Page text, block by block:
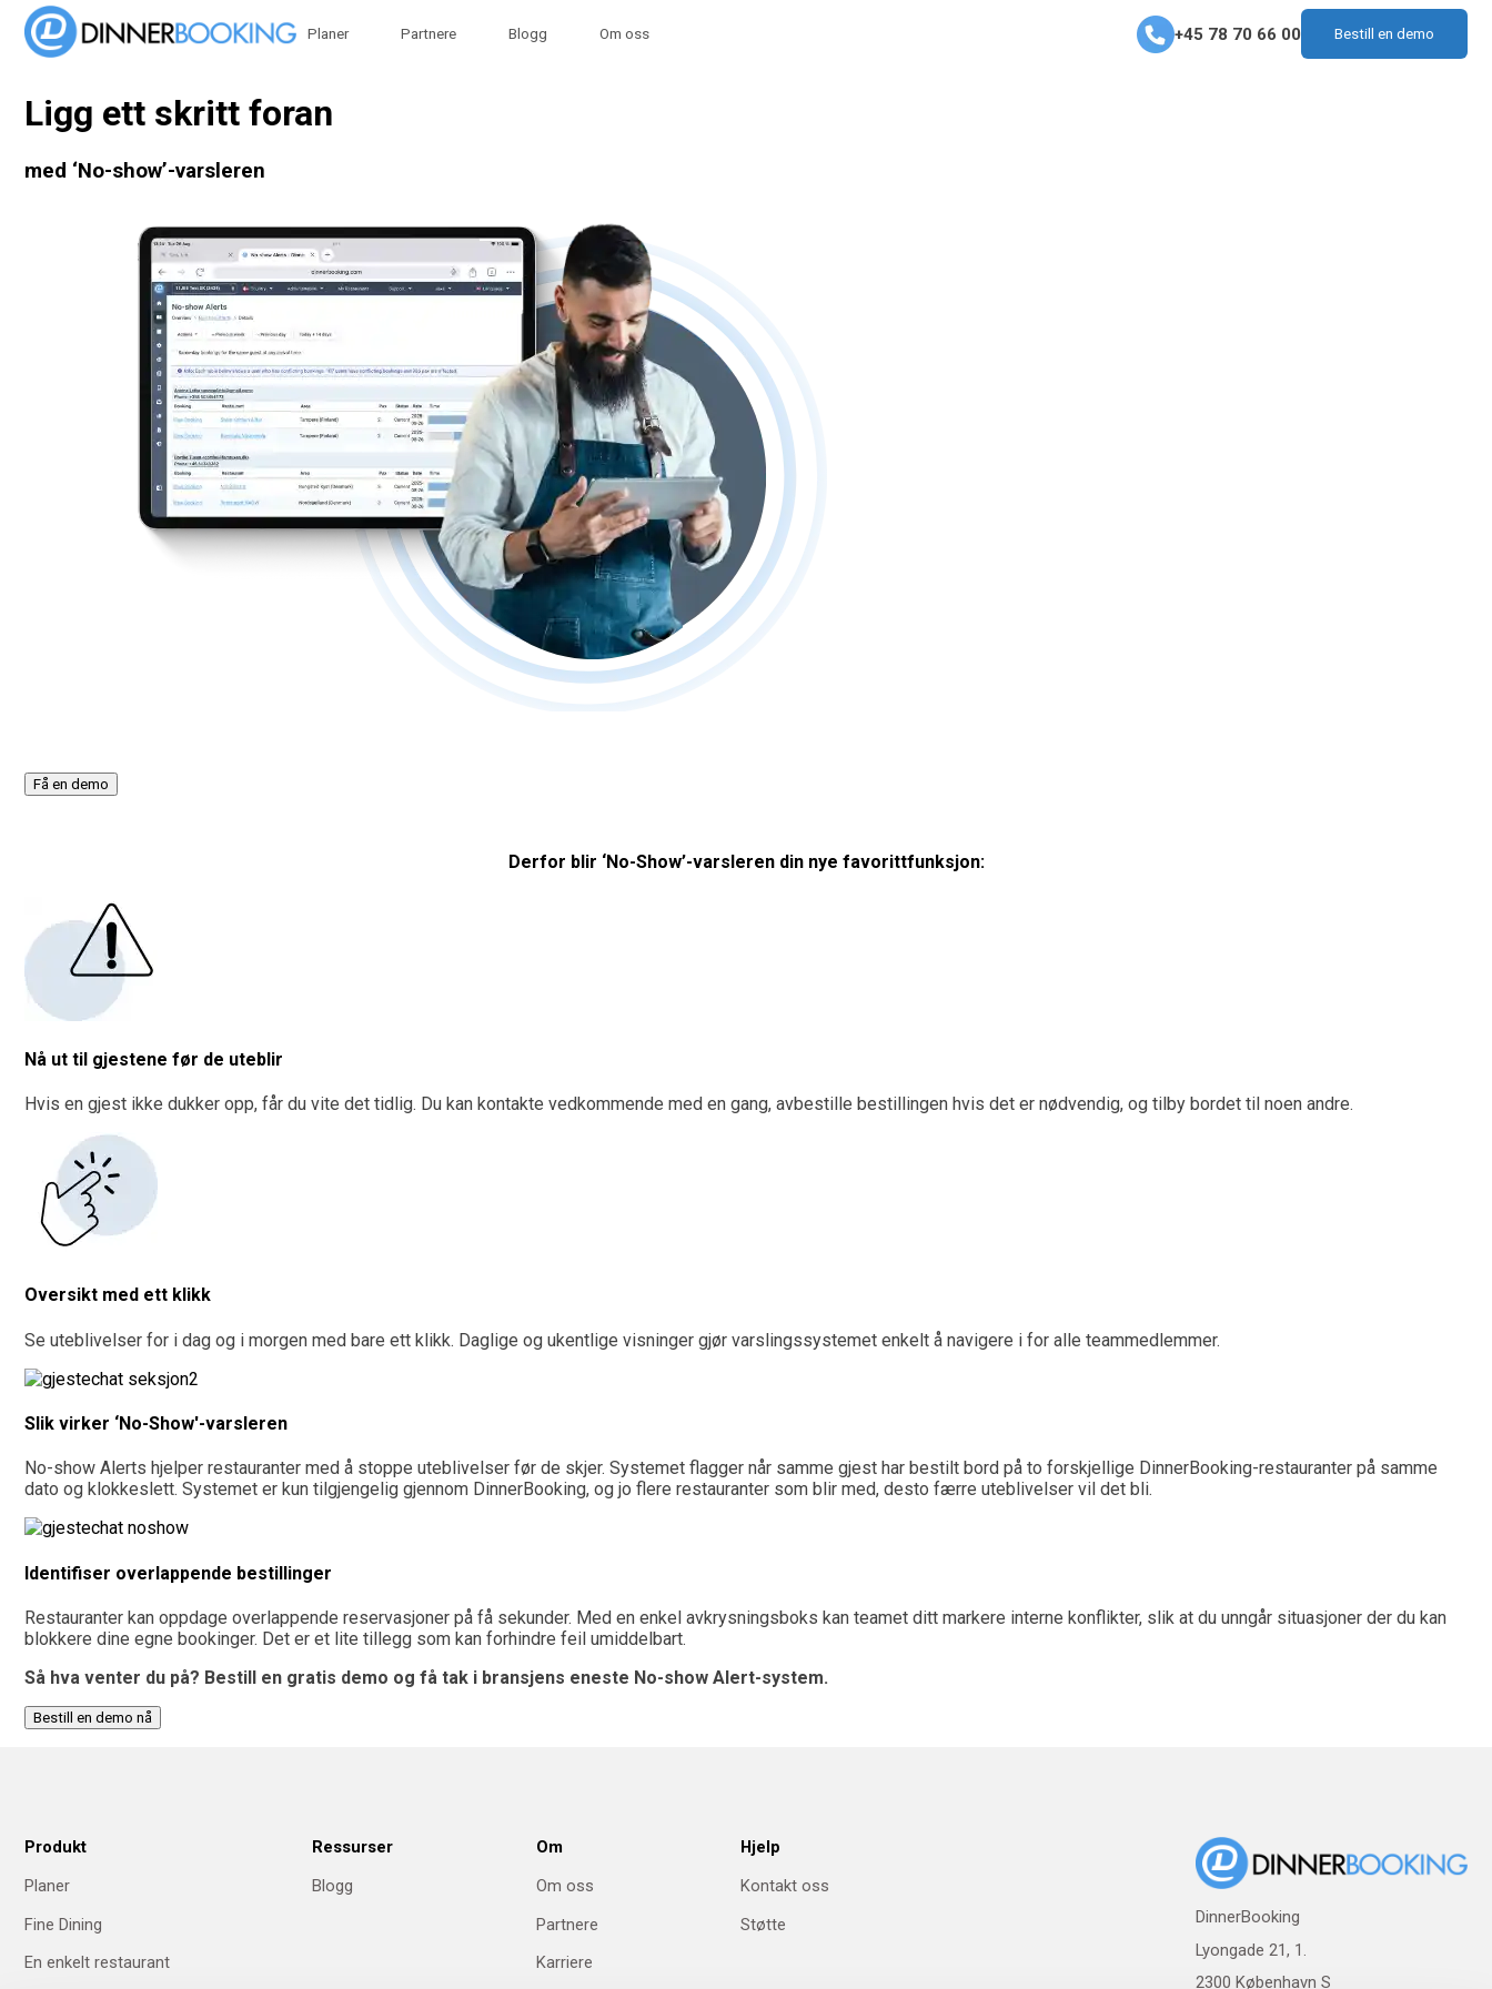
Planer Partnere Blogg Om oss +45 78 70 66 00 Bestill en demo
Ligg ett skritt foran
med ‘No-show’-varsleren
Få en demo
Derfor blir ‘No-Show’-varsleren din nye favorittfunksjon:
Nå ut til gjestene før de uteblir
Hvis en gjest ikke dukker opp, får du vite det tidlig. Du kan kontakte vedkommende med en gang, avbestille bestillingen hvis det er nødvendig, og tilby bordet til noen andre.
Oversikt med ett klikk
Se uteblivelser for i dag og i morgen med bare ett klikk. Daglige og ukentlige visninger gjør varslingssystemet enkelt å navigere i for alle teammedlemmer.
Slik virker ‘No-Show'-varsleren
No-show Alerts hjelper restauranter med å stoppe uteblivelser før de skjer. Systemet flagger når samme gjest har bestilt bord på to forskjellige DinnerBooking-restauranter på samme
dato og klokkeslett. Systemet er kun tilgjengelig gjennom DinnerBooking, og jo flere restauranter som blir med, desto færre uteblivelser vil det bli.
Identifiser overlappende bestillinger
Restauranter kan oppdage overlappende reservasjoner på få sekunder. Med en enkel avkrysningsboks kan teamet ditt markere interne konflikter, slik at du unngår situasjoner der du kan
blokkere dine egne bookinger. Det er et lite tillegg som kan forhindre feil umiddelbart.
Så hva venter du på? Bestill en gratis demo og få tak i bransjens eneste No-show Alert-system.
Bestill en demo nå
Produkt
Planer
Fine Dining
En enkelt restaurant
Ressurser
Blogg
Om
Om oss
Partnere
Karriere
Hjelp
Kontakt oss
Støtte
DinnerBooking
Lyongade 21, 1.
2300 København S